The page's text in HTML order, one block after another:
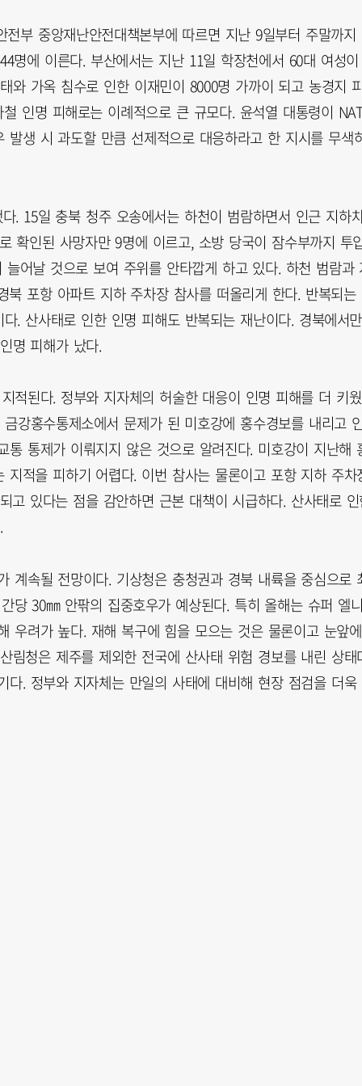
부 중앙재난안전대책본부에 따르면 지난 9일부터 주말까지
에 이른다. 부산에서는 지난 11일 학장천에서 60대 여성이
와 가옥 침수로 인한 이재민이 8000명 가까이 되고 농경지 피
인명 피해로는 이례적으로 큰 규모다. 윤석열 대통령이
생 시 과도할 만큼 선제적으로 대응하라고 한 지시를 무색
. 15일 충북 청주 오송에서는 하천이 범람하면서 인근 지하
확인된 사망자만 9명에 이르고, 소방 당국이 잠수부까지 투
어날 것으로 보여 주위를 안타깝게 하고 있다. 하천 범람과
포항 아파트 지하 주차장 참사를 떠올리게 한다. 반복되는
. 산사태로 인한 인명 피해도 반복되는 재난이다. 경북에서만
명 피해가 났다.
적된다. 정부와 지자체의 허술한 대응이 인명 피해를 더 키웠
강홍수통제소에서 문제가 된 미호강에 홍수경보를 내리고 인
통제가 이뤄지지 않은 것으로 알려진다. 미호강이 지난해
적을 피하기 어렵다. 이번 참사는 물론이고 포항 지하 주차
고 있다는 점을 감안하면 근본 대책이 시급하다. 산사태로
계속될 전망이다. 기상청은 충청권과 경북 내륙을 중심으로
당 30㎜ 안팎의 집중호우가 예상된다. 특히 올해는 슈퍼 엘니
우려가 높다. 재해 복구에 힘을 모으는 것은 물론이고 눈앞에
림청은 제주를 제외한 전국에 산사태 위험 경보를 내린 상태
. 정부와 지자체는 만일의 사태에 대비해 현장 점검을 더욱